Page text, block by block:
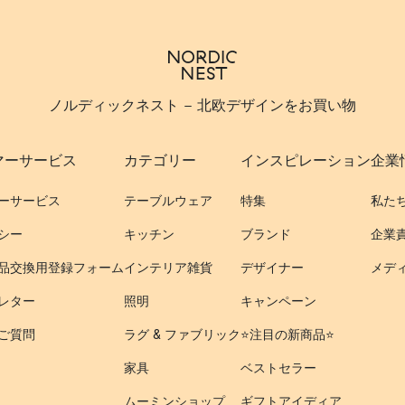
ノルディックネスト - 北欧デザインをお買い物
サービス
サービス
ー
交換用登録フォーム
ター
質問
カテゴリー
テーブルウェア
キッチン
インテリア雑貨
照明
ラグ & ファブリック
家具
ムーミンショップ
インスピレーション
特集
ブランド
デザイナー
キャンペーン
⭐️注目の新商品⭐️
ベストセラー
ギフトアイディア
企業
私た
企業
メデ